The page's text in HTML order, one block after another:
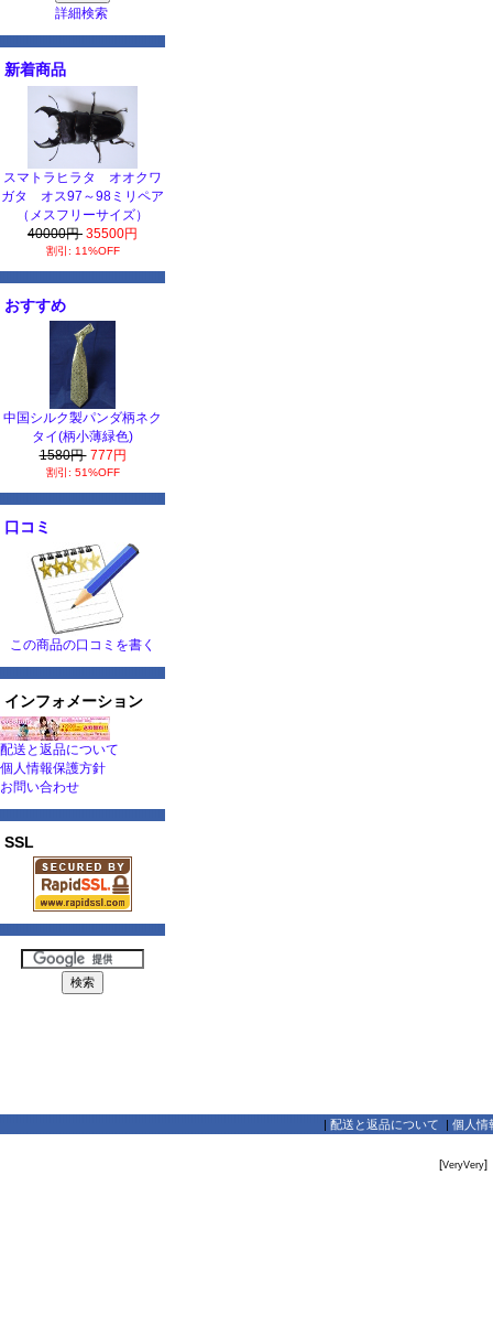
詳細検索
新着商品
スマトラヒラタ オオクワ
ガタ オス97～98ミリペア
（メスフリーサイズ）
40000円 35500円
割引: 11%OFF
おすすめ
中国シルク製パンダ柄ネク
タイ(柄小薄緑色)
1580円 777円
割引: 51%OFF
口コミ
この商品の口コミを書く
インフォメーション
配送と返品について
個人情報保護方針
お問い合わせ
SSL
| 配送と返品について | 個人情
[VeryVery]